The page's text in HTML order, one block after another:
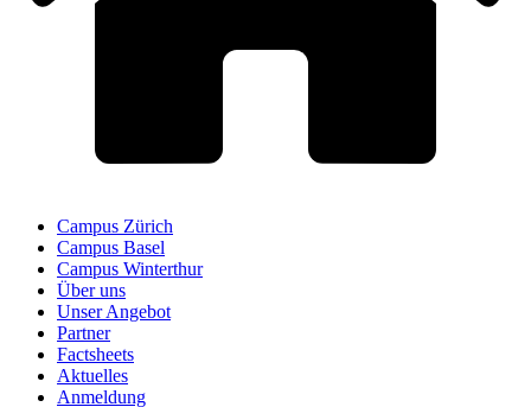
Campus Zürich
Campus Basel
Campus Winterthur
Über uns
Unser Angebot
Partner
Factsheets
Aktuelles
Anmeldung